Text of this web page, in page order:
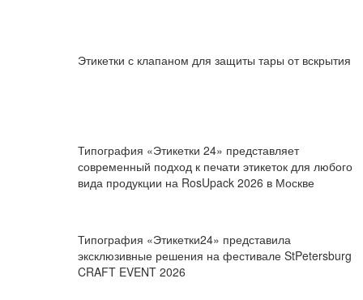
Этикетки с клапаном для защиты тары от вскрытия
Типография «Этикетки 24» представляет
современный подход к печати этикеток для любого
вида продукции на RosUpack 2026 в Москве
Типография «Этикетки24» представила
эксклюзивные решения на фестивале StPetersburg
CRAFT EVENT 2026